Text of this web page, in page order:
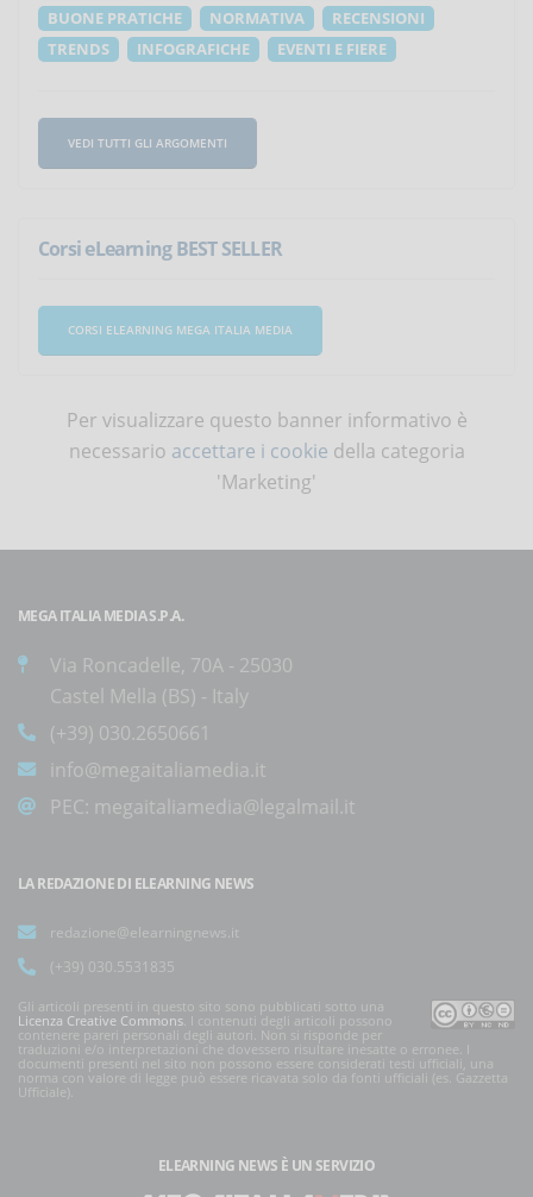
BUONE PRATICHE
NORMATIVA
RECENSIONI
TRENDS
INFOGRAFICHE EVENTI E FIERE
VEDI TUTTI GLI ARGOMENTI
Corsi eLearning BEST SELLER
CORSI ELEARNING MEGA ITALIA MEDIA
Per visualizzare questo banner informativo è
necessario accettare i cookie della categoria
'Marketing'
MEGA ITALIA MEDIA S.P.A.
Via Roncadelle, 70A - 25030
Castel Mella (BS) - Italy
(+39) 030.2650661
info@megaitaliamedia.it
PEC: megaitaliamedia@legalmail.it
LA REDAZIONE DI ELEARNING NEWS
redazione@elearningnews.it
(+39) 030.5531835
Gli articoli presenti in questo sito sono pubblicati sotto una
Licenza Creative Commons. I contenuti degli articoli possono
contenere pareri personali degli autori. Non si risponde per
traduzioni e/o interpretazioni che dovessero risultare inesatte o erronee. I
documenti presenti nel sito non possono essere considerati testi ufficiali, una
norma con valore di legge può essere ricavata solo da fonti ufficiali (es. Gazzetta
Ufficiale).
ELEARNING NEWS È UN SERVIZIO